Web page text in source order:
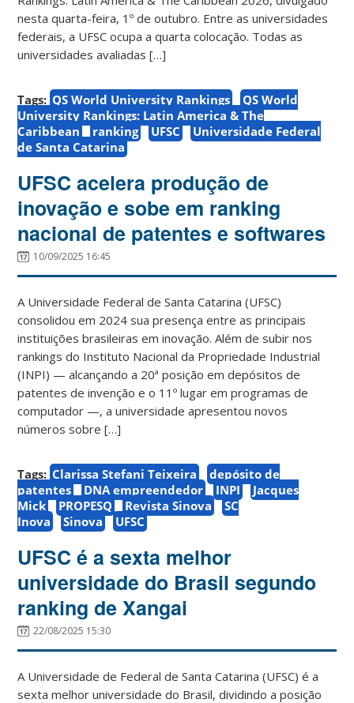
nesta quarta-feira, 1º de outubro. Entre as universidades
federais, a UFSC ocupa a quarta colocação. Todas as
universidades avaliadas […]
Tags: QS World University Rankings
QS World
University Rankings: Latin America & The
Caribbean
ranking UFSC
Universidade Federal
de Santa Catarina
UFSC acelera produção de
inovação e sobe em ranking
nacional de patentes e softwares
10/09/2025 16:45
A Universidade Federal de Santa Catarina (UFSC)
consolidou em 2024 sua presença entre as principais
instituições brasileiras em inovação. Além de subir nos
rankings do Instituto Nacional da Propriedade Industrial
(INPI) — alcançando a 20ª posição em depósitos de
patentes de invenção e o 11º lugar em programas de
computador —, a universidade apresentou novos
números sobre […]
Tags: Clarissa Stefani Teixeira
depósito de
patentes
DNA empreendedor INPI
Jacques
Mick
PROPESQ Revista Sinova
SC
Inova
Sinova UFSC
UFSC é a sexta melhor
universidade do Brasil segundo
ranking de Xangai
22/08/2025 15:30
A Universidade de Federal de Santa Catarina (UFSC) é a
sexta melhor universidade do Brasil, dividindo a posição